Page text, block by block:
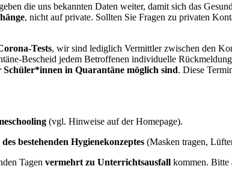
die uns bekannten Daten weiter, damit sich das
, nicht auf private. Sollten Sie Fragen zu privaten
Tests, wir sind lediglich Vermittler zwischen den
Bescheid jedem Betroffenen individuelle
in Quarantäne möglich sind. Diese
(vgl. Hinweise auf der Homepage).
bestehenden Hygienekonzeptes (Masken tragen,
Tagen vermehrt zu Unterrichtsausfall kommen. Bitte